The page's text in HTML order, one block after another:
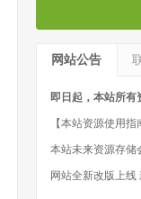
网站公告
即日起，本站所有
【本站资源使用指
本站未来资源存储
网站全新改版上线